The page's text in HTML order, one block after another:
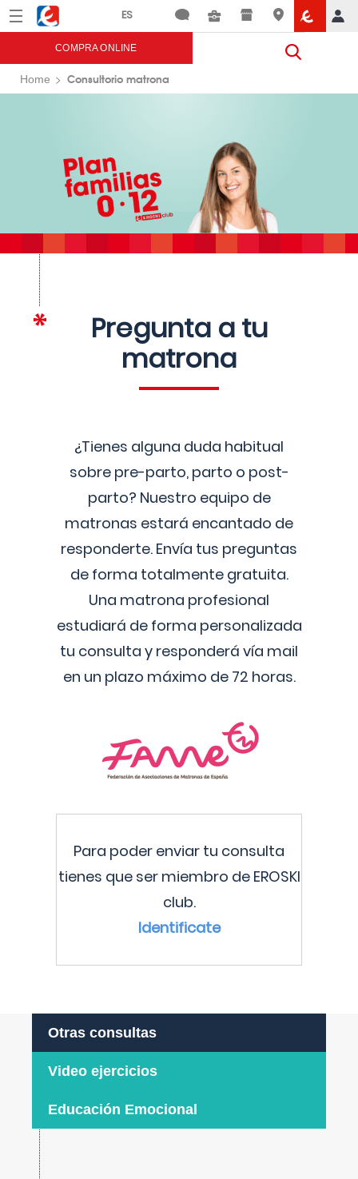
Menú Eroski
COMPRA ONLINE
Home Consultorio matrona
Pregunta a tu
matrona
¿Tienes alguna duda habitual
sobre pre-parto, parto o post-
parto? Nuestro equipo de
matronas estará encantado de
responderte. Envía tus preguntas
de forma totalmente gratuita.
Una matrona profesional
estudiará de forma personalizada
tu consulta y responderá vía mail
en un plazo máximo de 72 horas.
Para poder enviar tu consulta
tienes que ser miembro de EROSKI
club.
Identificate
Otras consultas
Video ejercicios
Educación Emocional